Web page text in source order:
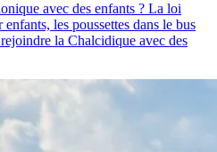
avec des enfants ? La loi
les poussettes dans le bus
la Chalcidique avec des